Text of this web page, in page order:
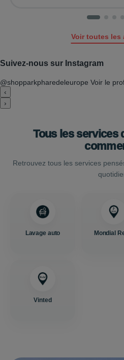
Voir toutes les
Suivez-nous sur Instagram
@shopparkpharedeleurope Voir le
‹
›
Tous les services
Retrouvez tous les services
Lavage auto Mondial
Vinted